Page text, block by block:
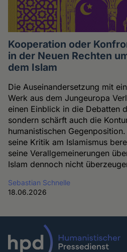
Kooperation oder
in der Neuen Rechten
dem Islam
Die Auseinandersetzung mit
Werk aus dem Jungeuropa
einen Einblick in die Debatten
sondern schärft auch die
humanistischen
seine Kritik am Islamismus
seine Verallgemeinerungen
Islam dennoch nicht
Sebastian Schnelle
18.06.2026